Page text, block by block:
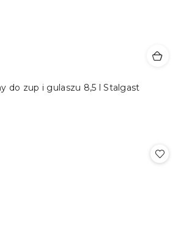
do zup i gulaszu 8,5 l Stalgast